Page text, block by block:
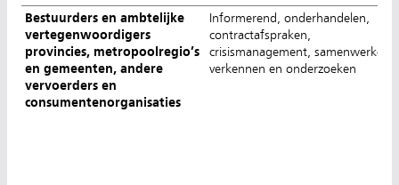
Bestuurders en ambtelijke
vertegenwoordigers
provincies, metropoolregio’s
en gemeenten, andere
vervoerders en
consumentenorganisaties
Informerend, onderhandelen,
contractafspraken,
crisismanagement, samenwerken,
verkennen en onderzoeken